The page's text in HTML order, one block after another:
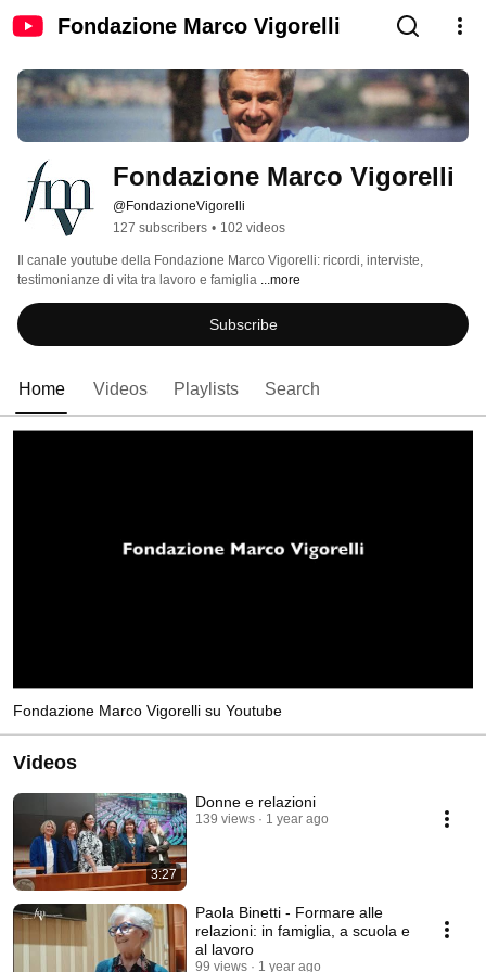
Fondazione Marco Vigorelli
Fondazione Marco Vigorelli
@FondazioneVigorelli
127 subscribers • 102 videos
Il canale youtube della Fondazione Marco Vigorelli: ricordi, interviste,
testimonianze di vita tra lavoro e famiglia ...more
Subscribe
Home Videos Playlists Search
Fondazione Marco Vigorelli su Youtube
Videos
3:27
Donne e relazioni
139 views 1 year ago
Paola Binetti - Formare alle
relazioni: in famiglia, a scuola e
al lavoro
99 views 1 year ago